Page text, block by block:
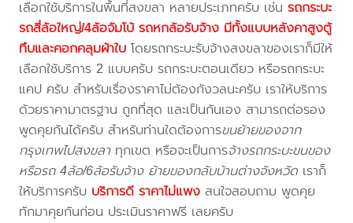
เลือกใช้บริการในพื้นที่สงขลา หลายประเภทครับ เช่นรถกระบะ
รถสี่ล้อใหญ่/4ล้อจัมโบ้ รถหกล้อรับจ้าง มีทั้งแบบหลังคาสูงตู้
ทึบและคอกคลุมผ้าใบ โดยรถกระบะรับจ้างสงขลาของเราก็มีให้
เลือกใช้บริการ 2 แบบครับ รถกระบะตอนเดียว หรือรถกระบะ
แคป ครับ สำหรับเรื่องราคาไม่ต้องกังวลนะครับ เราให้บริการ
ด้วยราคามาตรฐาน ถูกที่สุด และเป็นกันเอง สามารถต่อรอง
พูดคุยกันได้ครับ สำหรับท่านใดต้องการขนย้ายของจาก
กรุงเทพไปสงขลาทุกเขต หรือจะเป็นการจ้างรถกระบะขนของ
หรือรถ 4ล้อ/6ล้อรับจ้าง ย้ายของกลับบ้านต่างจังหวัด เราก็
ให้บริการครับ บริการดี ราคาไม่แพง สนใจสอบถาม พูดคุย
ทักมาคุยกันก่อน ประเมินราคาฟรี เลยครับ